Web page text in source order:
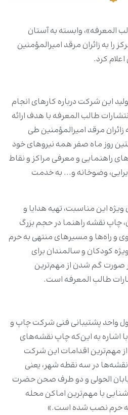
المعرفه»، وابسته به آستان
به زائران مرقد امیرالمؤمنین
کرد.
این شرکت درباره کارهای انجام
طالب المعرفه با هدف ارائه
مرقد امیرالمؤمنین طی
روز ماه صفر همه نیروهای خود
راهنمایی و معرفی مراکز و نقاط
وضوخانه و... به خدمت
این مناسبت، تهیه هدایا و
چاپ نقشه راهنما در حجم بزرگ
و راه‌ها و مسیرهای منتهی به حرم
کودکان و سالمندان برای
صورت گم شدن از مهم‌ترین
طالب المعرفه است.
واحد پشتیبانی فنی شرکت چاپ و
اشاره به این‌که چاپ نقشه‌های
مهم‌ترین اقدامات این شرکت
در سه نقطه شهر، یعنی
الحولی و دو طرف صحن حضرت
با مهم‌ترین اماکن محله
حرم نصب شده‌ است.»